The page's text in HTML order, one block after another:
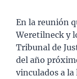
En la reunión
Weretilneck y
Tribunal de
del año
vinculados a